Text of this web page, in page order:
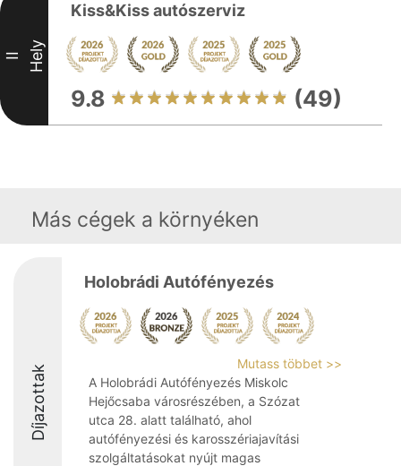
II Hely
Kiss&Kiss autószerviz
9.8 (49)
Más cégek a környéken
Díjazottak
Holobrádi Autófényezés
Mutass többet >>
A Holobrádi Autófényezés Miskolc
Hejőcsaba városrészében, a Szózat
utca 28. alatt található, ahol
autófényezési és karosszériajavítási
szolgáltatásokat nyújt magas